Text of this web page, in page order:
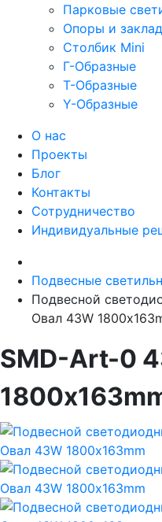
Парковые
Опоры и
Столбик Mini
Г-Образные
Т-Образные
Y-Образные
О нас
Проекты
Блог
Контакты
Сотрудничество
Индивидуальные
Подвесные
Подвесной
Овал 43W
SMD-Art-0